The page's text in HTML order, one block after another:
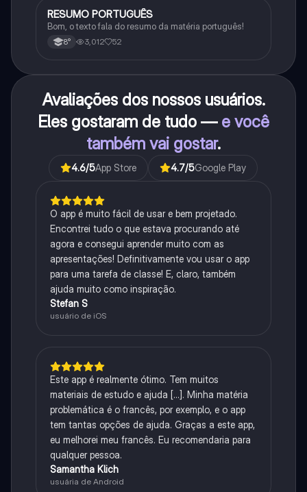
Português
RESUMO PORTUGUÊS
Bom, o texto fala do resumo da matéria português!
8° 3,012 52
Avaliações dos nossos usuários.
Eles gostaram de tudo — e você
também vai gostar.
4.6/5App Store 4.7/5Google Play
O app é muito fácil de usar e bem projetado.
Encontrei tudo o que estava procurando até
agora e consegui aprender muito com as
apresentações! Definitivamente vou usar o app
para uma tarefa de classe! E, claro, também
ajuda muito como inspiração.
Stefan S
usuário de iOS
Este app é realmente ótimo. Tem muitos
materiais de estudo e ajuda [...]. Minha matéria
problemática é o francês, por exemplo, e o app
tem tantas opções de ajuda. Graças a este app,
eu melhorei meu francês. Eu recomendaria para
qualquer pessoa.
Samantha Klich
usuária de Android